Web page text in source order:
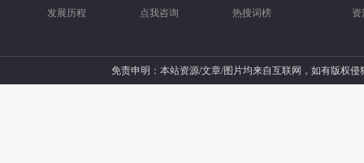
发展历程
点我咨询
热搜词榜
资
免责申明：本站资源/文章/图片均来自互联网，如有版权